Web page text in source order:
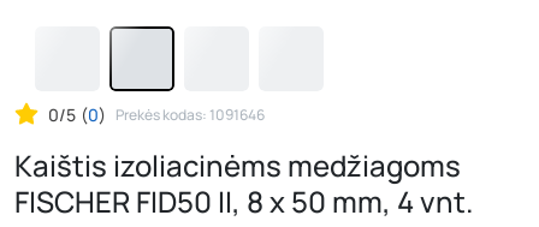
0/5 (0) Prekės kodas: 1091646
Kaištis izoliacinėms medžiagoms
FISCHER FID50 II, 8 x 50 mm, 4 vnt.